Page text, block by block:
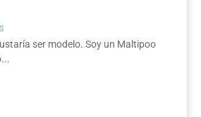
ser modelo. Soy un Maltipoo